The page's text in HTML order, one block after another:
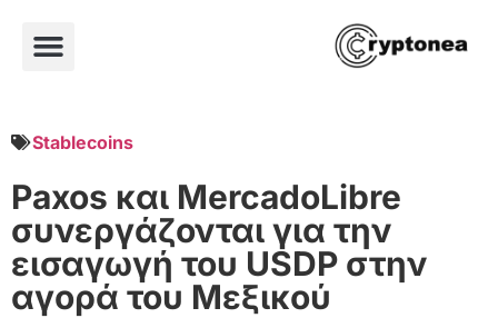
Stablecoins
Paxos και MercadoLibre
συνεργάζονται για την
εισαγωγή του USDP στην
αγορά του Μεξικού